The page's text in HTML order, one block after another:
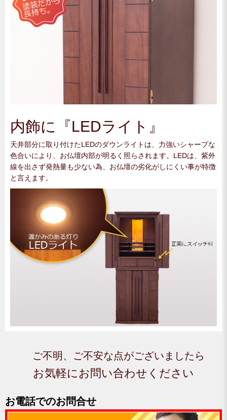
内飾に『LEDライト』
天井部分に取り付けたLEDのダウンライトは、力強いシャープな
色合いにより、お仏壇内部が明るく照らされます。LEDは、紫外
線を出さず発熱量も少ない為、お仏壇の劣化がしにくい事が特徴
と言えます。
ご不明、ご不安な点がございましたら
お気軽にお問い合わせください
お電話でのお問合せ